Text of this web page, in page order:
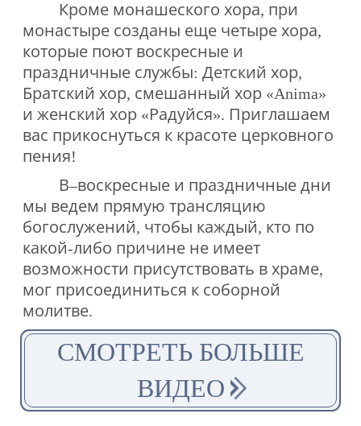
Кроме монашеского хора, при
монастыре созданы еще четыре хора,
которые поют воскресные и
праздничные службы: Детский хор,
Братский хор, смешанный хор «Anima»
и женский хор «Радуйся». Приглашаем
вас прикоснуться к красоте церковного
пения!
В‒воскресные и праздничные дни
мы ведем прямую трансляцию
богослужений, чтобы каждый, кто по
какой-либо причине не имеет
возможности присутствовать в храме,
мог присоединиться к соборной
молитве.
СМОТРЕТЬ БОЛЬШЕ
ВИДЕО